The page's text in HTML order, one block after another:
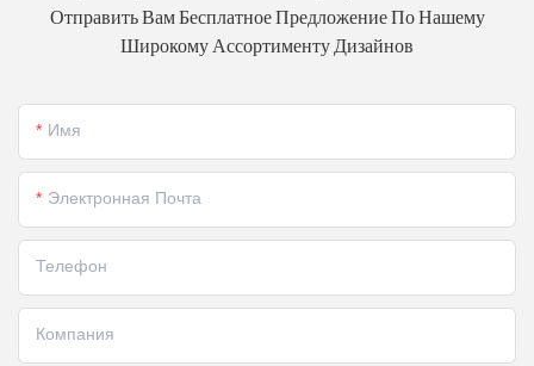
Отправить Вам Бесплатное Предложение По Нашему
Широкому Ассортименту Дизайнов
Имя
Электронная Почта
Телефон
Компания